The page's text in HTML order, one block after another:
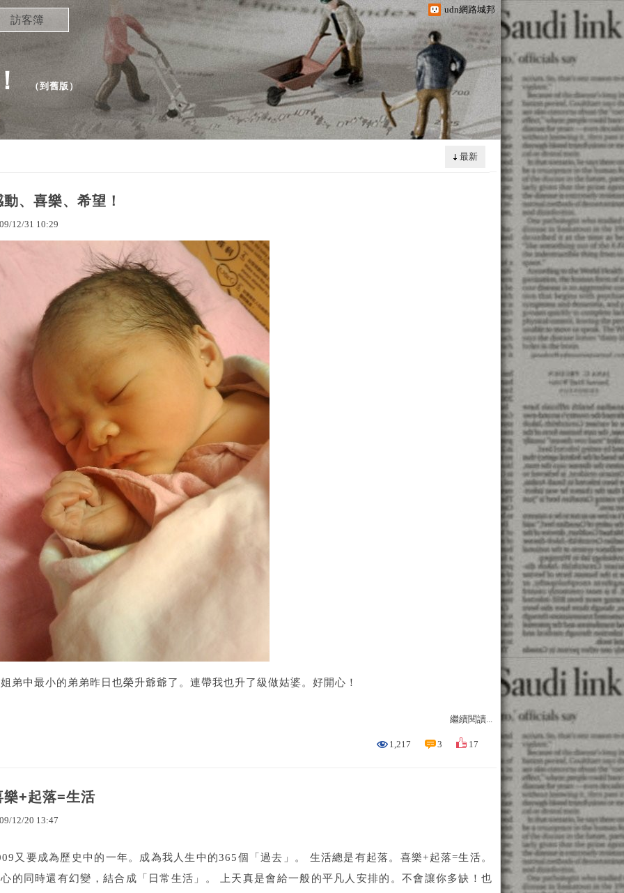
udn網路城邦
（到舊版 ）
訪客簿
最新
動、喜樂、希望！
/12/31 10:29
弟中最小的弟弟昨日也榮升爺爺了。連帶我也升了級做姑婆。好開心！
繼續閱讀...
1,217 3 17
樂+起落=生活
/12/20 13:47
又要成為歷史中的一年。成為我人生中的365個「過去」。 生活總是有起落。喜樂+起落=生活。
的同時還有幻變，結合成「日常生活」。 上天真是會給一般的平凡人安排的。不會讓你多缺！也